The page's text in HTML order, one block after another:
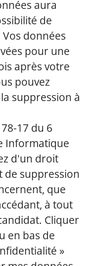
aura
de
données
pour une
après votre
pouvez
suppression à
17 du 6
Informatique
d'un droit
de suppression
que
à tout
Cliquer
en bas de
»